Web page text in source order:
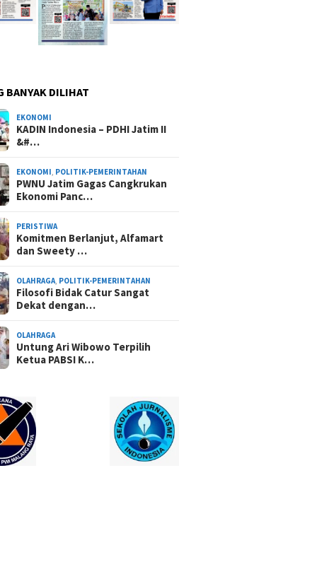
BANYAK DILIHAT
EKONOMI
KADIN Indonesia – PDHI Jatim II
&#…
EKONOMI, POLITIK-PEMERINTAHAN
PWNU Jatim Gagas Cangkrukan
Ekonomi Panc…
PERISTIWA
Komitmen Berlanjut, Alfamart
dan Sweety …
OLAHRAGA, POLITIK-PEMERINTAHAN
Filosofi Bidak Catur Sangat
Dekat dengan…
OLAHRAGA
Untung Ari Wibowo Terpilih
Ketua PABSI K…